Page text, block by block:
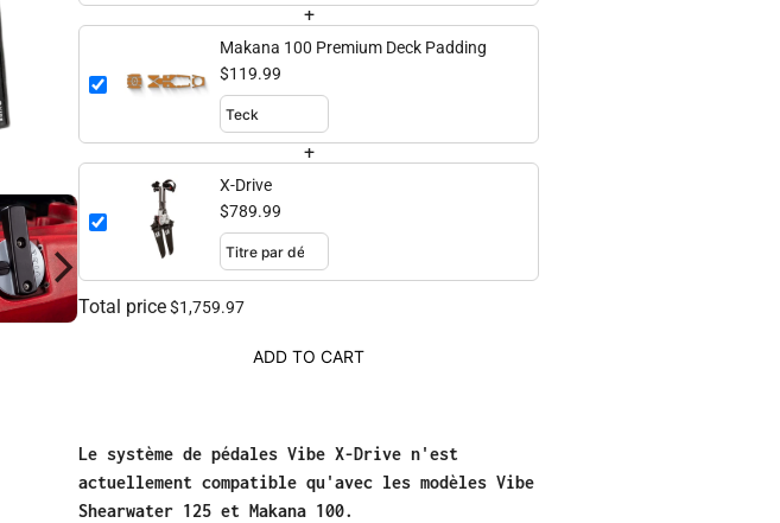
+
Makana 100 Premium Deck Padding
$119.99
+
X-Drive
$789.99
Total price$1,759.97
ADD TO CART
Le système de pédales Vibe X-Drive n'est
actuellement compatible qu'avec les modèles Vibe
Shearwater 125 et Makana 100.